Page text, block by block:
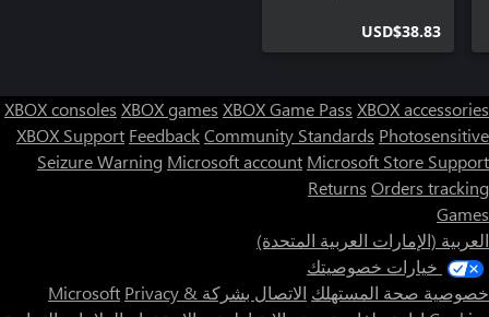
USD$38.83
XBOX consoles XBOX games XBOX Game Pass XBOX accessories
XBOX Support FeedbackCommunity Standards Photosensitive
Seizure Warning Microsoft account Microsoft Store Support
Returns Orders tracking
Games
العربية (الإمارات العربية المتحدة)
خيارات خصوصيتك
خصوصية صحة المستهلك الاتصال بشركة Microsoft Privacy &